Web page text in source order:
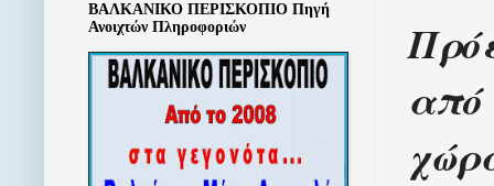
από
ΒΑΛΚΑΝΙΚΟ ΠΕΡΙΣΚΟΠΙΟ Πηγή
Ανοιχτών Πληροφοριών